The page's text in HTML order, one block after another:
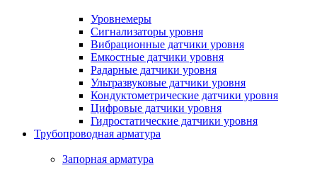
Уровнемеры
Сигнализаторы уровня
Вибрационные датчики уровня
Емкостные датчики уровня
Радарные датчики уровня
Ультразвуковые датчики уровня
Кондуктометрические датчики уровня
Цифровые датчики уровня
Гидростатические датчики уровня
Трубопроводная арматура
Запорная арматура